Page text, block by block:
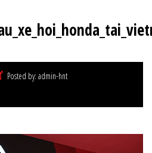
Posted by: admin-hnt